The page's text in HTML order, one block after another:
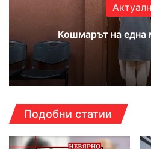
Кошмарът на една
Подобни статии